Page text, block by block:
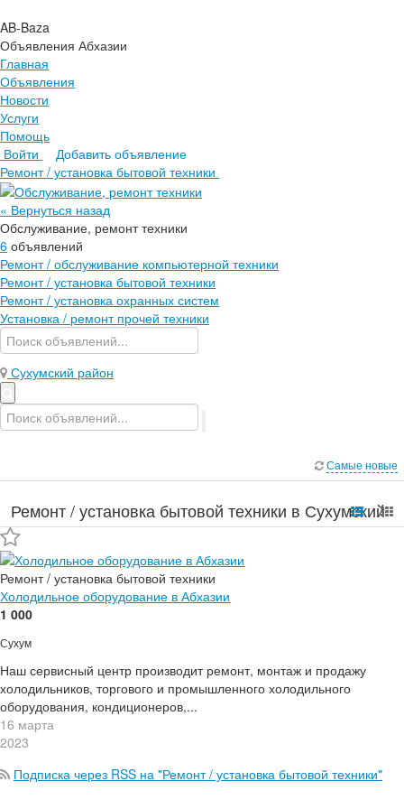
AB-Baza
Объявления Абхазии
Главная
Объявления
Новости
Услуги
Помощь
Войти
Добавить объявление
Главная
Объявления
Новости
Услуги
Помощь
Ремонт / установка бытовой техники
« Вернуться назад
Обслуживание, ремонт техники
6 объявлений
Ремонт / обслуживание компьютерной техники
Ремонт / установка бытовой техники
Ремонт / установка охранных систем
Установка / ремонт прочей техники
Сухумский район
Самые новые
Ремонт / установка бытовой техники в Сухумский
район
Ремонт / установка бытовой техники
Холодильное оборудование в Абхазии
1 000
Сухум
Наш сервисный центр производит ремонт, монтаж и продажу
холодильников, торгового и промышленного холодильного
оборудования, кондиционеров,...
16 марта
2023
Подписка через RSS на "Ремонт / установка бытовой техники"